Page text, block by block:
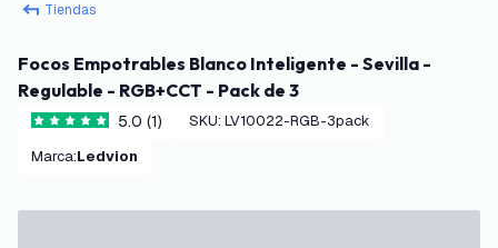
Tiendas
Focos Empotrables Blanco Inteligente - Sevilla -
Regulable - RGB+CCT - Pack de 3
5 estrellas de puntuación
5.0 (1) SKU: LV10022-RGB-3pack
Marca: Ledvion